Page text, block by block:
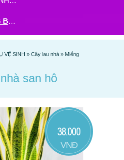
HỆ THỐNG BHX - TGDĐ ĐẶT HÀNG TẠI ĐÂY
VỆ SINH » Cây lau nhà » Miếng
san hô
38.000
VNĐ